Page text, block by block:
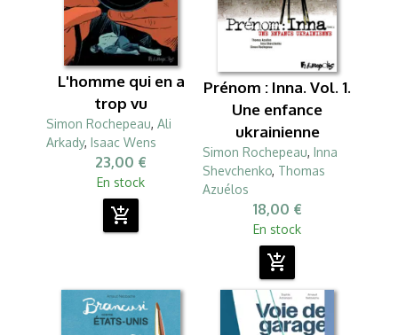
L'homme qui en a
trop vu
Simon Rochepeau, Ali
Arkady, Isaac Wens
23,00 €
En stock
add_shopping_cart
Prénom : Inna. Vol. 1.
Une enfance
ukrainienne
Simon Rochepeau, Inna
Shevchenko, Thomas
Azuélos
18,00 €
En stock
add_shopping_cart